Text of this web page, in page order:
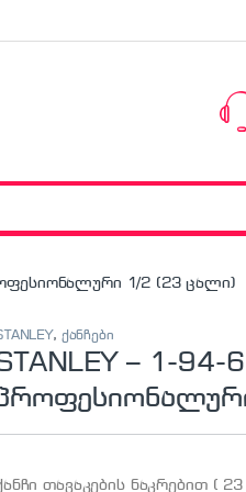
1/2 (23 ცალი)
, ქანჩები
– 1-94-
თავაკების ნაკრებით (